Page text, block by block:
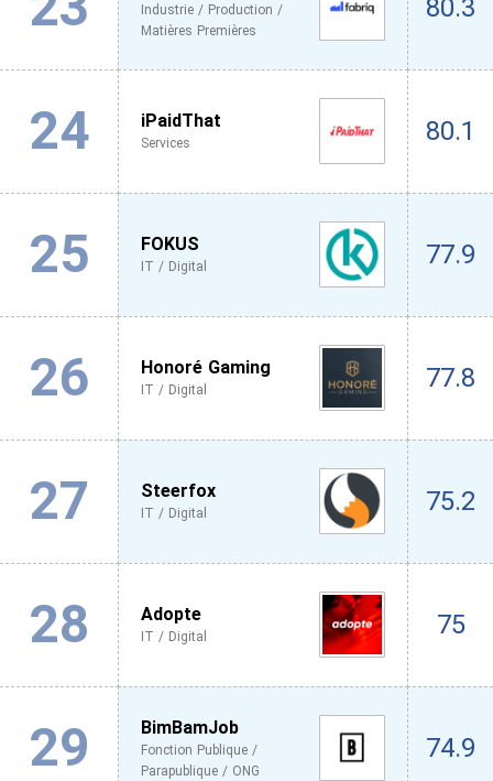
Industrie / Production /
Matières Premières
80.3
24 iPaidThat
Services 80.1
25 FOKUS
IT / Digital 77.9
26 Honoré Gaming
IT / Digital 77.8
27 Steerfox
IT / Digital 75.2
28 Adopte
IT / Digital 75
29 BimBamJob
Fonction Publique /
Parapublique / ONG
74.9